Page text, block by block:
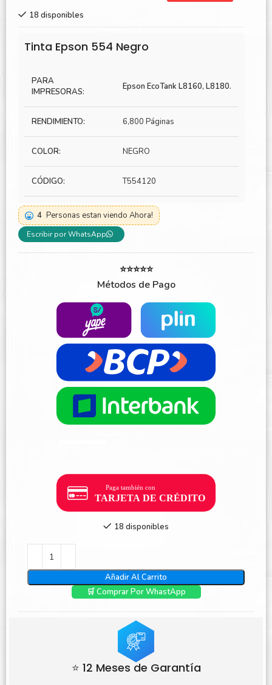
era:
S/97.33.
18 disponibles
Tinta Epson 554 Negro
PARA
IMPRESORAS:
Epson EcoTank L8160, L8180.
RENDIMIENTO: 6,800 Páginas
COLOR: NEGRO
CÓDIGO: T554120
4 Personas estan viendo Ahora!
Escribir por WhatsApp
⭐⭐⭐⭐⭐
Métodos de Pago
18 disponibles
Añadir Al Carrito
🛒 Comprar Por WhastApp
⭐ 12 Meses de Garantía